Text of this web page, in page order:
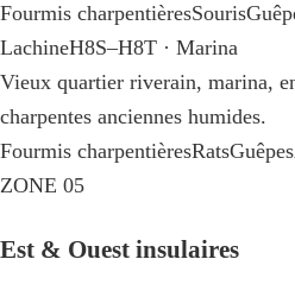
Fourmis charpentièresSouris
LachineH8S–H8T · Marina
Vieux quartier riverain, marina,
charpentes anciennes humides.
Fourmis charpentièresRatsGuêpes
ZONE 05
Est & Ouest insulaires